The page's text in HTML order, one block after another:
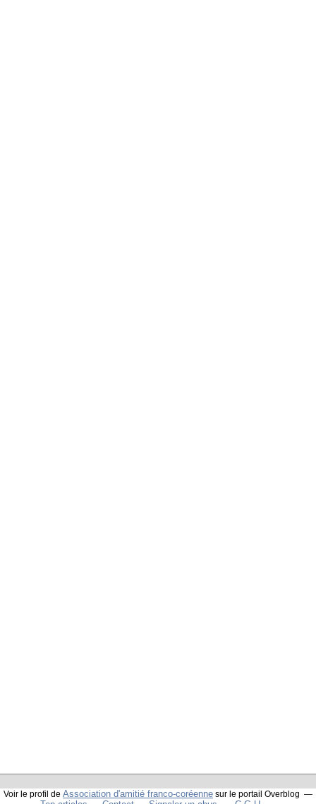
Voir le profil de Association d'amitié franco-coréenne sur le portail Overblog